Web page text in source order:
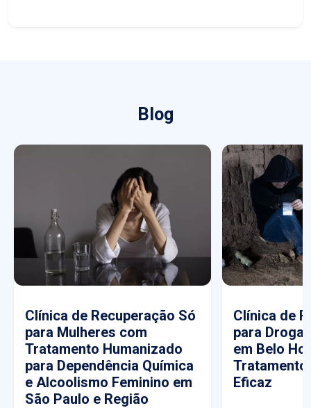
Blog
Clínica de Recuperação Só
para Mulheres com
Tratamento Humanizado
para Dependência Química
e Alcoolismo Feminino em
São Paulo e Região
Clínica de
para
em Belo
Tratamento
Eficaz